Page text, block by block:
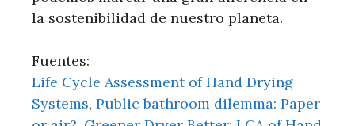
la sostenibilidad de nuestro planeta.
Fuentes:
Life Cycle Assessment of Hand Drying
Systems, Public bathroom dilemma: Paper